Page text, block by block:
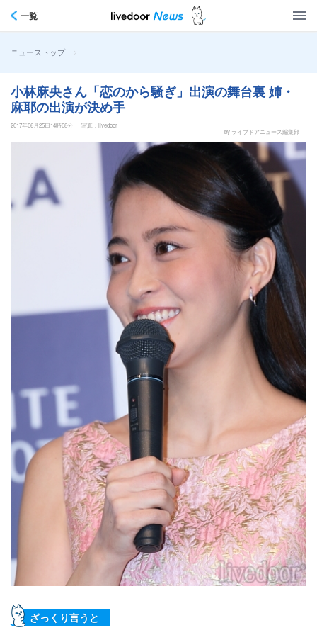
一覧
ニューストップ >
小林麻央さん「恋のから騒ぎ」出演の舞台裏 姉・
麻耶の出演が決め手
2017年06月25日14時08分
写真：livedoor
by ライブドアニュース編集部
ざっくり言うと